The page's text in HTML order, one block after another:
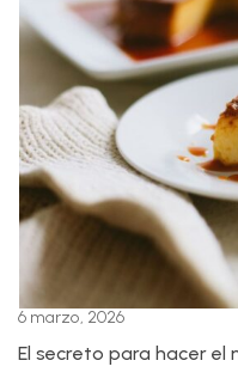
6 marzo, 2026
El secreto para hacer